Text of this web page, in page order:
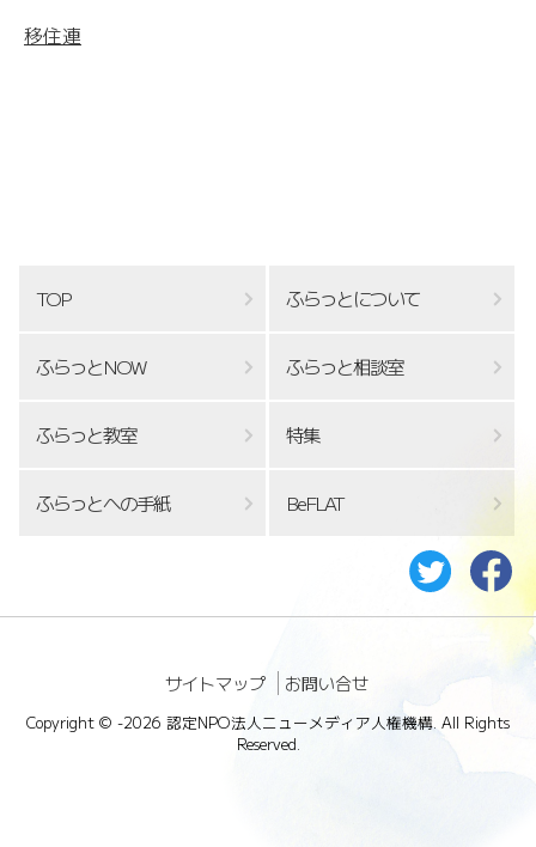
移住連
TOP ふらっとについて
ふらっとNOW ふらっと相談室
ふらっと教室 特集
ふらっとへの手紙 BeFLAT
サイトマップ お問い合せ
Copyright © -2026 認定NPO法人ニューメディア人権機構. All Rights
Reserved.